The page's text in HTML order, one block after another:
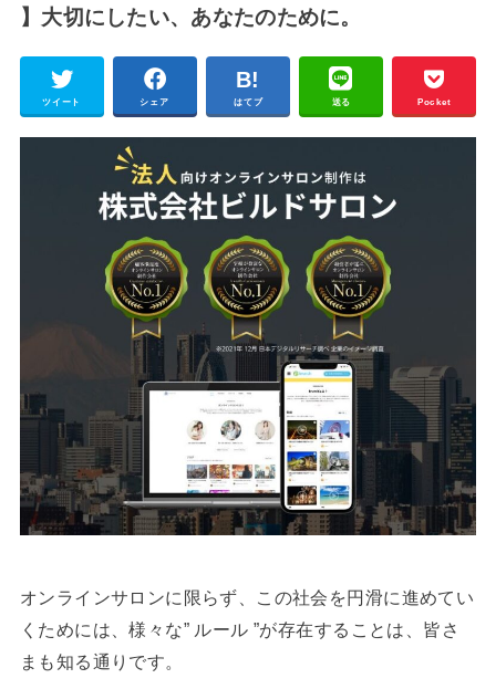
】大切にしたい、あなたのために。
ツイート シェア はてブ 送る Pocket
オンラインサロンに限らず、この社会を円滑に進めてい
くためには、様々な” ルール ”が存在することは、皆さ
まも知る通りです。